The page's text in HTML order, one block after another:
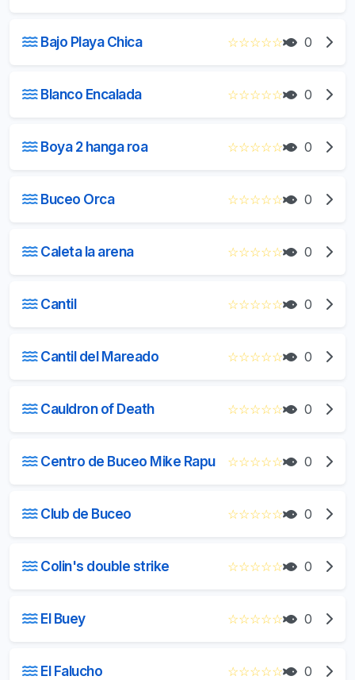
Bajo Playa Chica ☆☆☆☆☆ 0
Blanco Encalada ☆☆☆☆☆ 0
Boya 2 hanga roa ☆☆☆☆☆ 0
Buceo Orca ☆☆☆☆☆ 0
Caleta la arena ☆☆☆☆☆ 0
Cantil ☆☆☆☆☆ 0
Cantil del Mareado ☆☆☆☆☆ 0
Cauldron of Death ☆☆☆☆☆ 0
Centro de Buceo Mike Rapu ☆☆☆☆☆ 0
Club de Buceo ☆☆☆☆☆ 0
Colin's double strike ☆☆☆☆☆ 0
El Buey ☆☆☆☆☆ 0
El Falucho ☆☆☆☆☆ 0